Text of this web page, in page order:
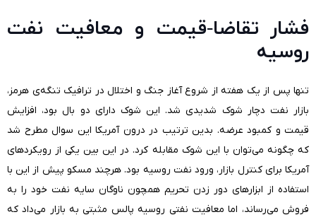
فشار تقاضا-قیمت و معافیت نفت
روسیه
تنها پس از یک هفته از شروع آغاز جنگ و اختلال در ترافیک تنگه‌ی هرمز،
بازار نفت دچار شوک شدیدی شد. این شوک دارای دو بال بود، افزایش
قیمت و کمبود عرضه. بدین ترتیب در درون آمریکا این سوال مطرح شد
که چگونه می‌توان با این شوک مقابله کرد. در این بین یکی از رویکردهای
آمریکا برای کنترل بازار، ورود نفت روسیه بود. هرچند مسکو پیش از این با
استفاده از ابزارهای دور زدن تحریم همچون ناوگان سایه نفت خود را به
فروش می‌رساند، اما معافیت نفتی روسیه پالس مثبتی به بازار می‌داد که